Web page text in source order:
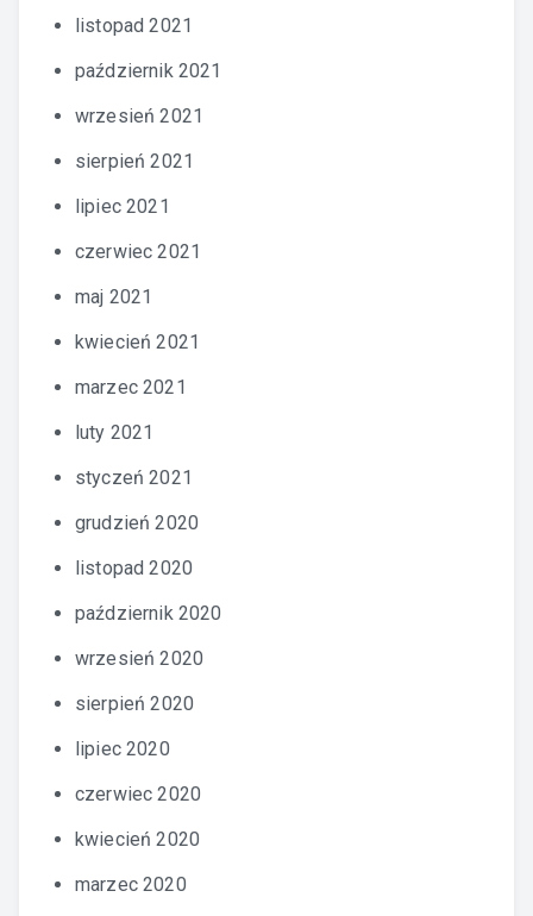
listopad 2021
październik 2021
wrzesień 2021
sierpień 2021
lipiec 2021
czerwiec 2021
maj 2021
kwiecień 2021
marzec 2021
luty 2021
styczeń 2021
grudzień 2020
listopad 2020
październik 2020
wrzesień 2020
sierpień 2020
lipiec 2020
czerwiec 2020
kwiecień 2020
marzec 2020